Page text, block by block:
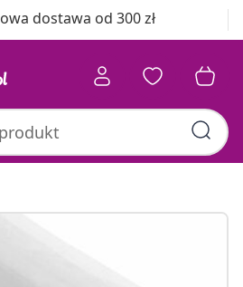
Darmowa dostawa od 300 zł